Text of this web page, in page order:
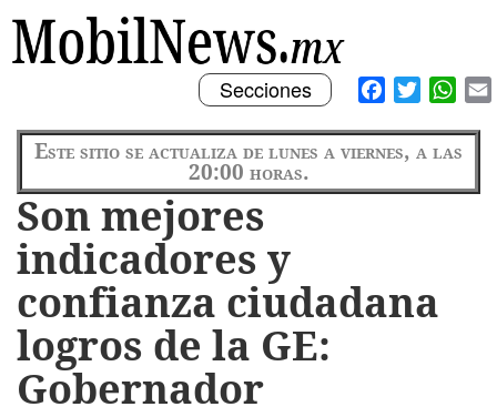
Facebook
Twitter
Toggle
navigation
Secciones
Este sitio se actualiza de lunes a viernes, a las
20:00 horas.
Son mejores
indicadores y
confianza ciudadana
logros de la GE:
Gobernador